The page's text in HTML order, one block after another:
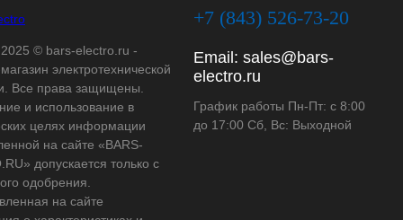
© bars-electro.ru -
электротехнической
Все права защищены.
и использование в
целях информации
на сайте «BARS-
допускается только с
одобрения.
на сайте
+7 (843) 526-73-20
Email: sales@bars-
electro.ru
График работы Пн-Пт: с 8:00
до 17:00 Сб, Вс: Выходной